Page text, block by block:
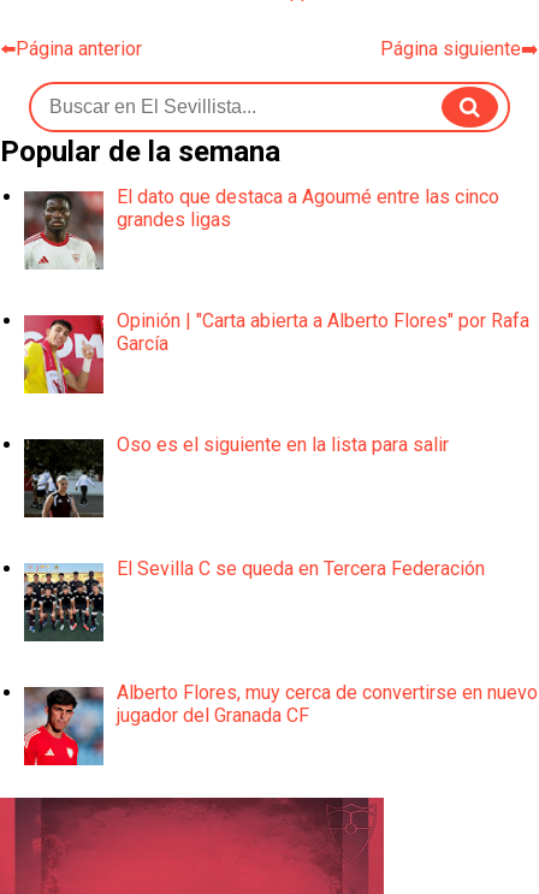
⬅️Página anterior Página siguiente➡️
Popular de la semana
El dato que destaca a Agoumé entre las cinco
grandes ligas
Opinión | "Carta abierta a Alberto Flores" por Rafa
García
Oso es el siguiente en la lista para salir
El Sevilla C se queda en Tercera Federación
Alberto Flores, muy cerca de convertirse en nuevo
jugador del Granada CF